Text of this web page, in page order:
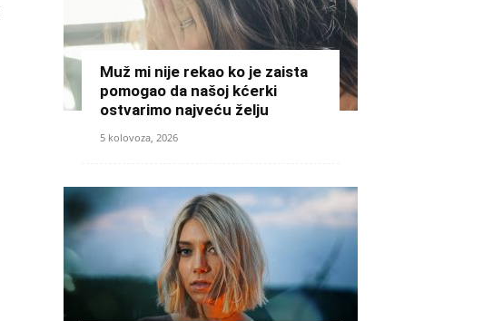
Muž mi nije rekao ko je zaista
pomogao da našoj kćerki
ostvarimo najveću želju
5 kolovoza, 2026